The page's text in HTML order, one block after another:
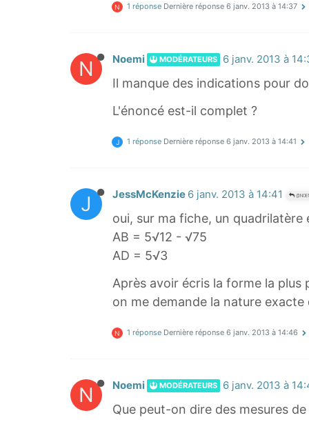
N 1 réponse Dernière réponse 6 janv. 2013 à 14:37
N Noemi MODÉRATEURS 6 janv. 2013 à
Il manque des indications pour
L'énoncé est-il complet ?
J 1 réponse Dernière réponse 6 janv. 2013 à 14:41
J JessMcKenzie 6 janv. 2013 à 14:41
oui, sur ma fiche, un
AB = 5√12 - √75
AD = 5√3
Après avoir écris la forme la plus
on me demande la nature exacte
N 1 réponse Dernière réponse 6 janv. 2013 à 14:46
N Noemi MODÉRATEURS 6 janv. 2013 à
Que peut-on dire des mesures de